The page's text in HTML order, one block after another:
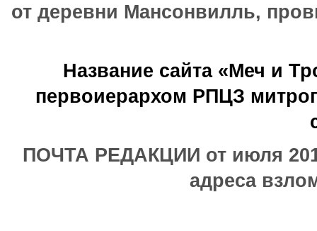
от деревни Мансонвилль,
Название сайта «Меч и
первоиерархом РПЦЗ
ПОЧТА РЕДАКЦИИ от июля
адреса